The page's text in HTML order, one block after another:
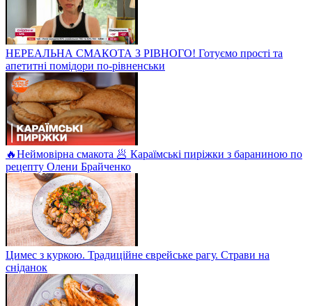
НЕРЕАЛЬНА СМАКОТА З РІВНОГО! Готуємо прості та
апетитні помідори по-рівненськи
🔥Неймовірна смакота 🥟 Караїмські пиріжки з бараниною по
рецепту Олени Брайченко
Цимес з куркою. Традиційне єврейське рагу. Страви на
сніданок